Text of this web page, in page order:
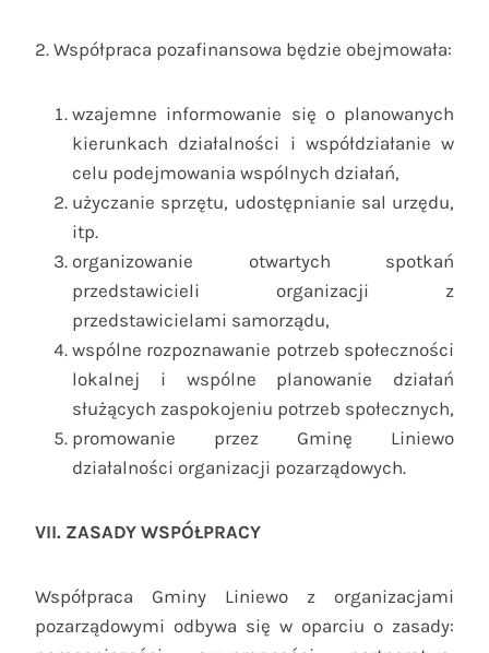
2. Współpraca pozafinansowa będzie obejmowała:
wzajemne informowanie się o planowanych
kierunkach działalności i współdziałanie w
celu podejmowania wspólnych działań,
użyczanie sprzętu, udostępnianie sal urzędu,
itp.
organizowanie otwartych spotkań
przedstawicieli organizacji z
przedstawicielami samorządu,
wspólne rozpoznawanie potrzeb społeczności
lokalnej i wspólne planowanie działań
służących zaspokojeniu potrzeb społecznych,
promowanie przez Gminę Liniewo
działalności organizacji pozarządowych.
VII. ZASADY WSPÓŁPRACY
Współpraca Gminy Liniewo z organizacjami
pozarządowymi odbywa się w oparciu o zasady: